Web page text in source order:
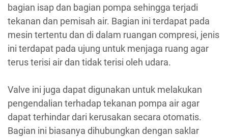
bagian isap dan bagian pompa sehingga terjadi
tekanan dan pemisah air. Bagian ini terdapat pada
mesin tertentu dan di dalam ruangan compresi, jenis
ini terdapat pada ujung untuk menjaga ruang agar
terus terisi air dan tidak terisi oleh udara.
Valve ini juga dapat digunakan untuk melakukan
pengendalian terhadap tekanan pompa air agar
dapat terhindar dari kerusakan secara otomatis.
Bagian ini biasanya dihubungkan dengan saklar